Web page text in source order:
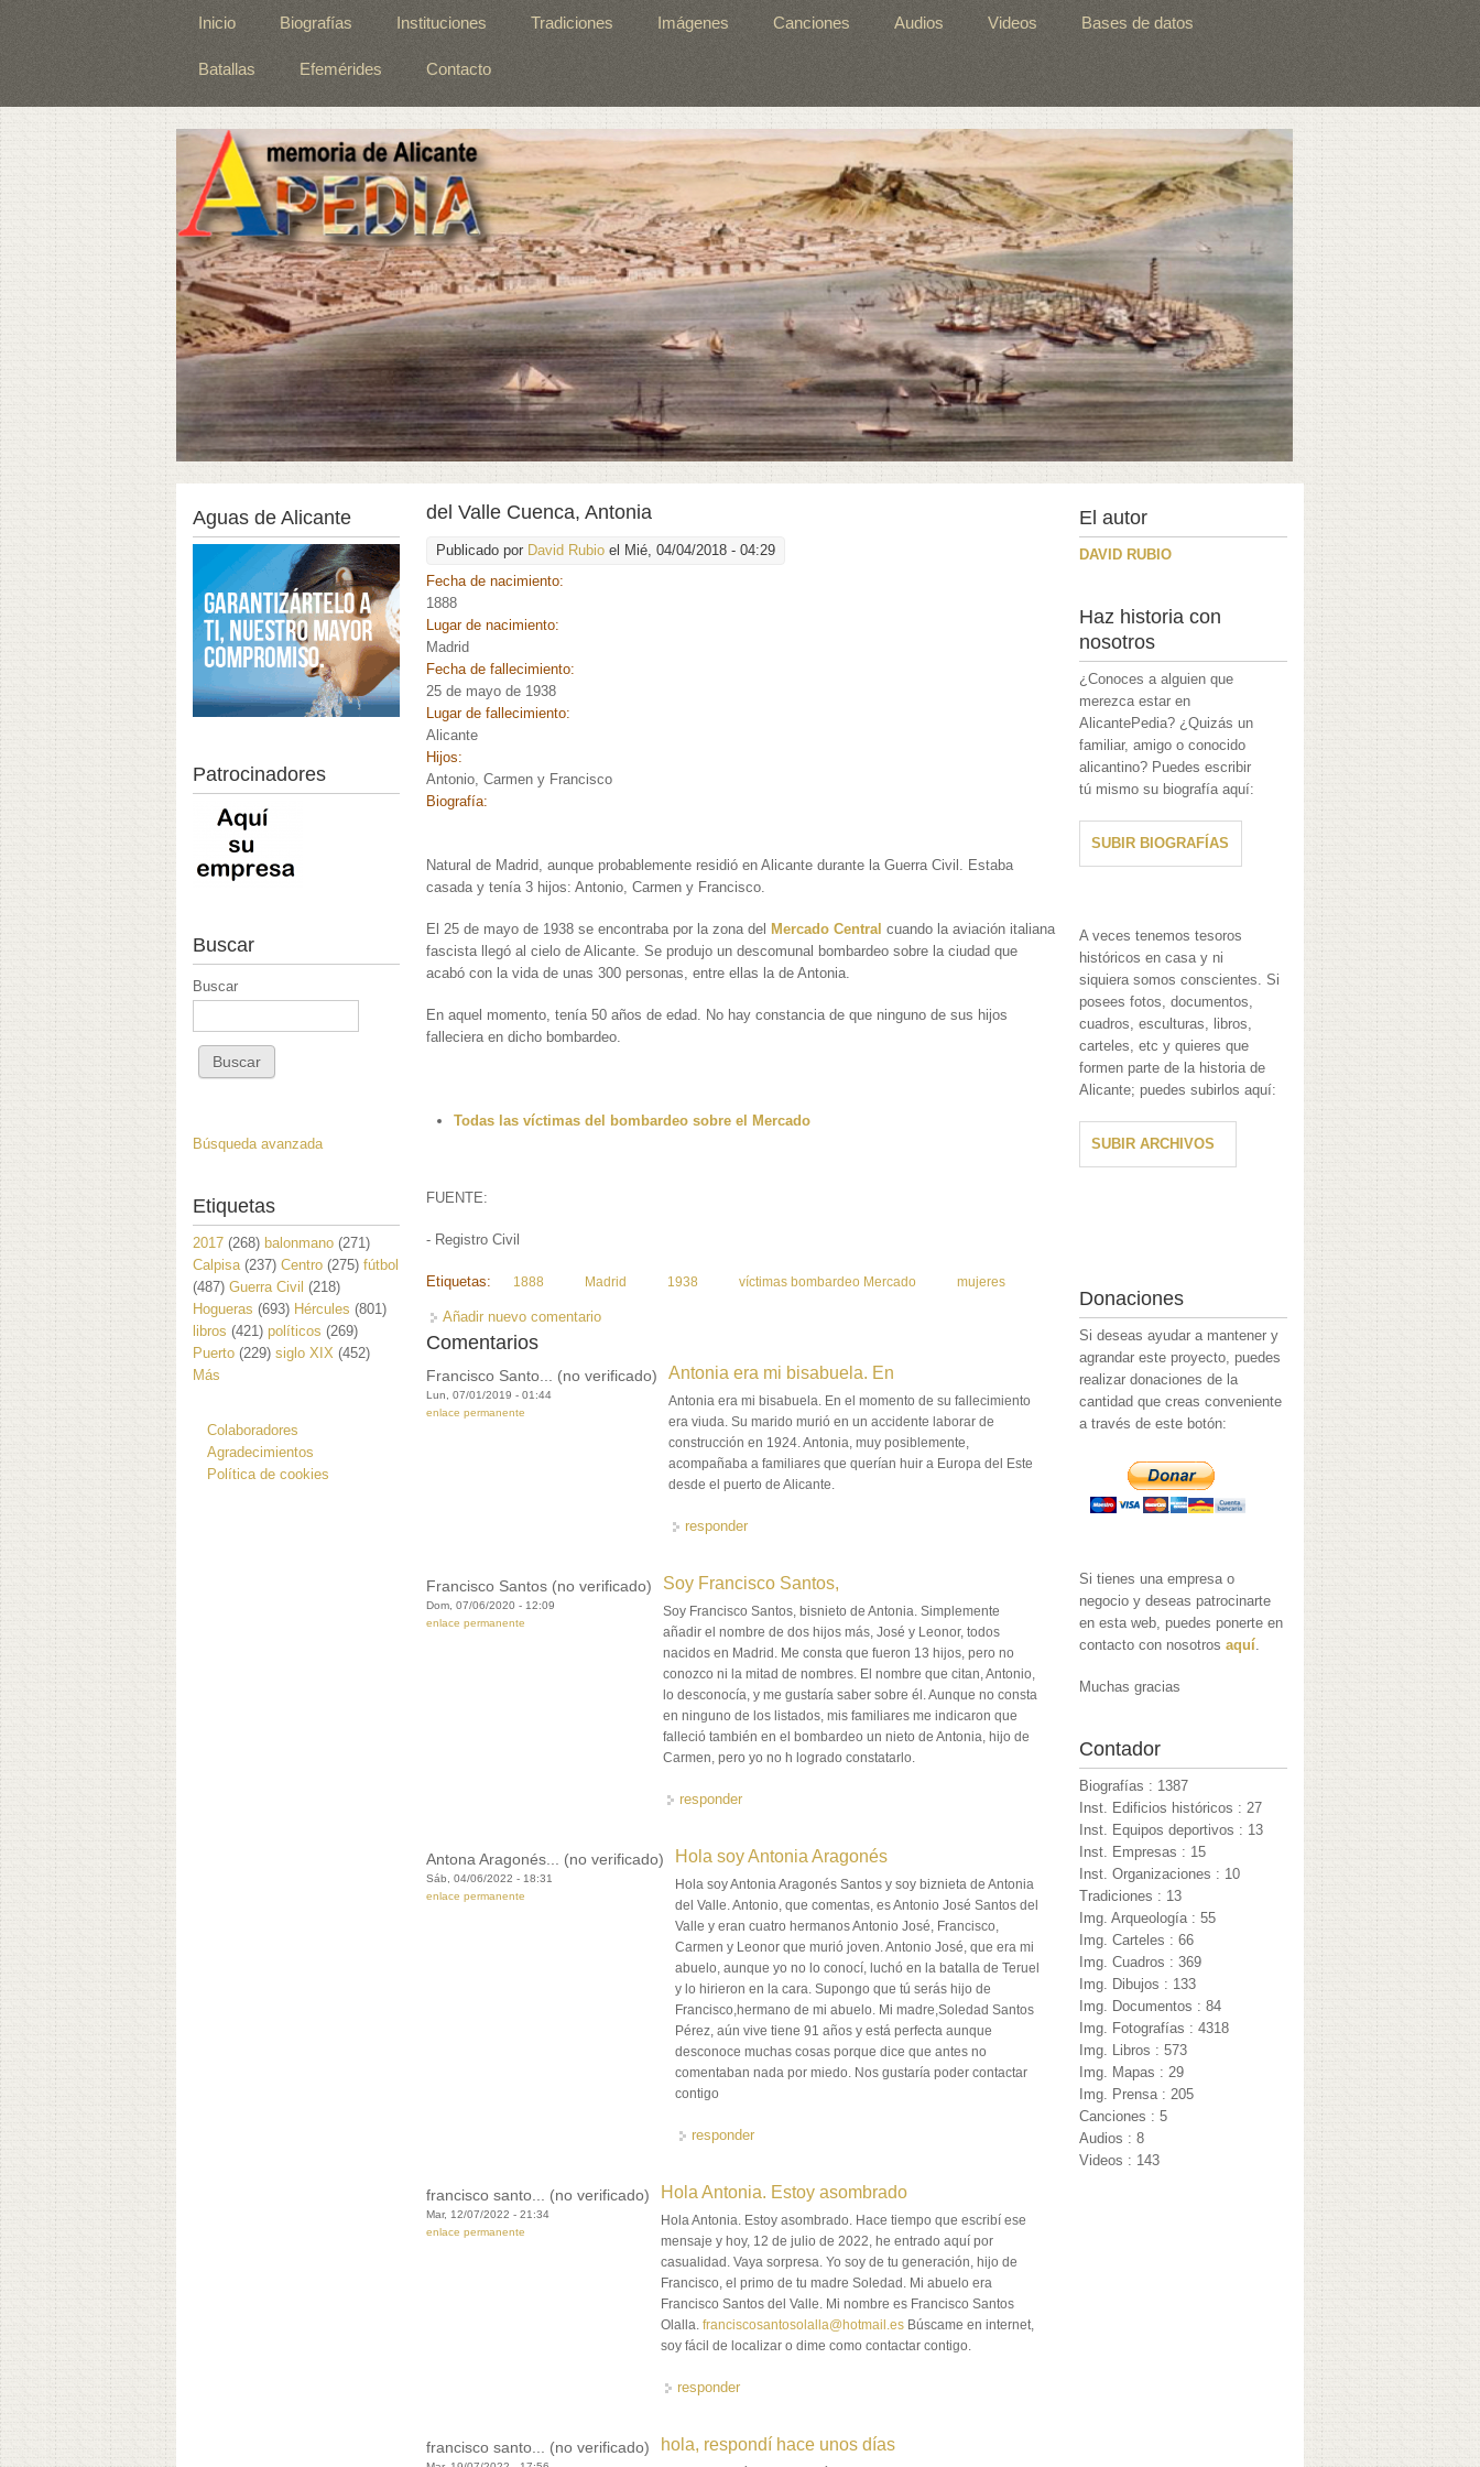
Inicio Biografías Instituciones Tradiciones Imágenes Canciones Audios Videos Bases de datos
Batallas Efemérides Contacto
del Valle Cuenca, Antonia
Publicado por David Rubio el Mié, 04/04/2018 - 04:29
Fecha de nacimiento:
1888
Lugar de nacimiento:
Madrid
Fecha de fallecimiento:
25 de mayo de 1938
Lugar de fallecimiento:
Alicante
Hijos:
Antonio, Carmen y Francisco
Biografía:
Natural de Madrid, aunque probablemente residió en Alicante durante la Guerra Civil. Estaba
casada y tenía 3 hijos: Antonio, Carmen y Francisco.
El 25 de mayo de 1938 se encontraba por la zona del Mercado Central cuando la aviación italiana
fascista llegó al cielo de Alicante. Se produjo un descomunal bombardeo sobre la ciudad que
acabó con la vida de unas 300 personas, entre ellas la de Antonia.
En aquel momento, tenía 50 años de edad. No hay constancia de que ninguno de sus hijos
falleciera en dicho bombardeo.
Todas las víctimas del bombardeo sobre el Mercado
FUENTE:
- Registro Civil
Etiquetas: 1888 Madrid 1938 víctimas bombardeo Mercado mujeres
Añadir nuevo comentario
Comentarios
Francisco Santo... (no verificado)
Lun, 07/01/2019 - 01:44
enlace permanente
Antonia era mi bisabuela. En
Antonia era mi bisabuela. En el momento de su fallecimiento
era viuda. Su marido murió en un accidente laborar de
construcción en 1924. Antonia, muy posiblemente,
acompañaba a familiares que querían huir a Europa del Este
desde el puerto de Alicante.
responder
Francisco Santos (no verificado)
Dom, 07/06/2020 - 12:09
enlace permanente
Soy Francisco Santos,
Soy Francisco Santos, bisnieto de Antonia. Simplemente
añadir el nombre de dos hijos más, José y Leonor, todos
nacidos en Madrid. Me consta que fueron 13 hijos, pero no
conozco ni la mitad de nombres. El nombre que citan, Antonio,
lo desconocía, y me gustaría saber sobre él. Aunque no consta
en ninguno de los listados, mis familiares me indicaron que
falleció también en el bombardeo un nieto de Antonia, hijo de
Carmen, pero yo no h logrado constatarlo.
responder
Antona Aragonés... (no verificado)
Sáb, 04/06/2022 - 18:31
enlace permanente
Hola soy Antonia Aragonés
Hola soy Antonia Aragonés Santos y soy biznieta de Antonia
del Valle. Antonio, que comentas, es Antonio José Santos del
Valle y eran cuatro hermanos Antonio José, Francisco,
Carmen y Leonor que murió joven. Antonio José, que era mi
abuelo, aunque yo no lo conocí, luchó en la batalla de Teruel
y lo hirieron en la cara. Supongo que tú serás hijo de
Francisco,hermano de mi abuelo. Mi madre,Soledad Santos
Pérez, aún vive tiene 91 años y está perfecta aunque
desconoce muchas cosas porque dice que antes no
comentaban nada por miedo. Nos gustaría poder contactar
contigo
responder
francisco santo... (no verificado)
Mar, 12/07/2022 - 21:34
enlace permanente
Hola Antonia. Estoy asombrado
Hola Antonia. Estoy asombrado. Hace tiempo que escribí ese
mensaje y hoy, 12 de julio de 2022, he entrado aquí por
casualidad. Vaya sorpresa. Yo soy de tu generación, hijo de
Francisco, el primo de tu madre Soledad. Mi abuelo era
Francisco Santos del Valle. Mi nombre es Francisco Santos
Olalla.franciscosantosolalla@hotmail.es Búscame en internet,
soy fácil de localizar o dime como contactar contigo.
responder
francisco santo... (no verificado) hola, respondí hace unos días
Aguas de Alicante
Patrocinadores
Buscar
Buscar
Búsqueda avanzada
Etiquetas
2017 (268) balonmano (271)
Calpisa (237) Centro (275) fútbol
(487) Guerra Civil (218)
Hogueras (693) Hércules (801)
libros (421) políticos (269)
Puerto (229) siglo XIX (452)
Más
Colaboradores
Agradecimientos
Política de cookies
El autor
DAVID RUBIO
Haz historia con
nosotros
¿Conoces a alguien que
merezca estar en
AlicantePedia? ¿Quizás un
familiar, amigo o conocido
alicantino? Puedes escribir
tú mismo su biografía aquí:
SUBIR BIOGRAFÍAS
A veces tenemos tesoros
históricos en casa y ni
siquiera somos conscientes. Si
posees fotos, documentos,
cuadros, esculturas, libros,
carteles, etc y quieres que
formen parte de la historia de
Alicante; puedes subirlos aquí:
SUBIR ARCHIVOS
Donaciones
Si deseas ayudar a mantener y
agrandar este proyecto, puedes
realizar donaciones de la
cantidad que creas conveniente
a través de este botón:
Si tienes una empresa o
negocio y deseas patrocinarte
en esta web, puedes ponerte en
contacto con nosotrosaquí.
Muchas gracias
Contador
Biografías : 1387
Inst. Edificios históricos : 27
Inst. Equipos deportivos : 13
Inst. Empresas : 15
Inst. Organizaciones : 10
Tradiciones : 13
Img. Arqueología : 55
Img. Carteles : 66
Img. Cuadros : 369
Img. Dibujos : 133
Img. Documentos : 84
Img. Fotografías : 4318
Img. Libros : 573
Img. Mapas : 29
Img. Prensa : 205
Canciones : 5
Audios : 8
Videos : 143